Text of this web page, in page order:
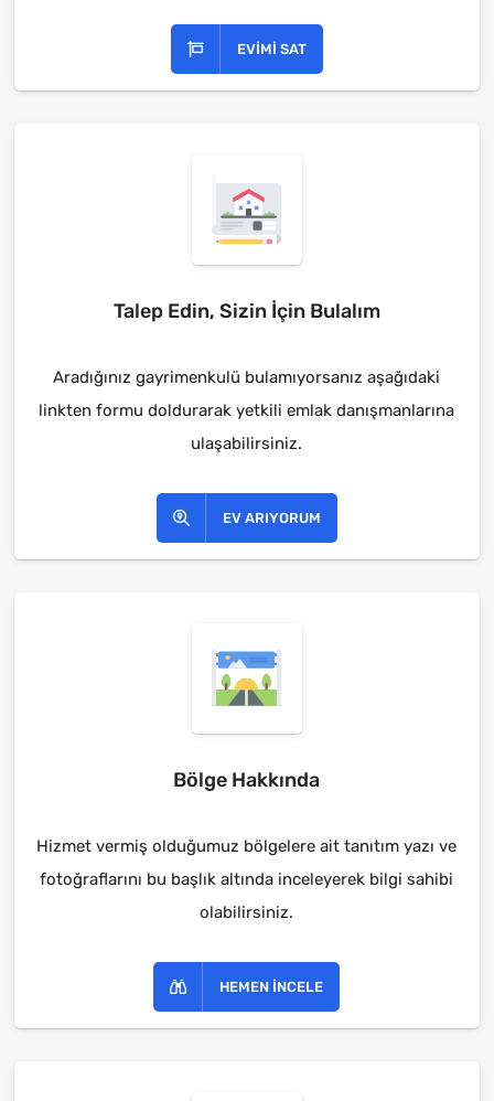
EVIMI SAT
Talep Edin, Sizin İçin Bulalım
Aradığınız gayrimenkulü bulamıyorsanız aşağıdaki
linkten formu doldurarak yetkili emlak danışmanlarına
ulaşabilirsiniz.
EV ARIYORUM
Bölge Hakkında
Hizmet vermiş olduğumuz bölgelere ait tanıtım yazı ve
fotoğraflarını bu başlık altında inceleyerek bilgi sahibi
olabilirsiniz.
HEMEN İNCELE